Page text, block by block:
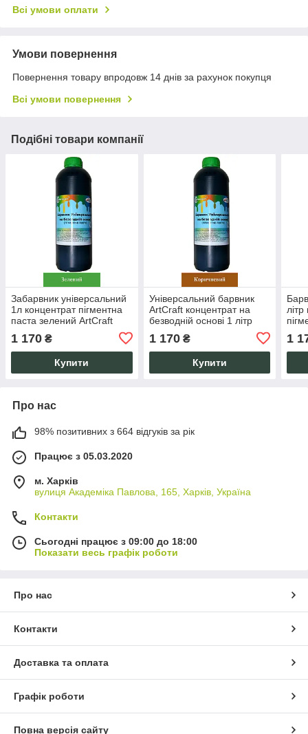
Всі умови оплати
Умови повернення
Повернення товару впродовж 14 днів за рахунок покупця
Всі умови повернення
Подібні товари компанії
Забарвник універсальний
1л концентрат пігментна
паста зелений ArtCraft
1 170 ₴
Купити
Універсальний барвник
ArtCraft концентрат на
безводній основі 1 літр
1 170₴
Купити
1
Про нас
98% позитивних з 664 відгуків за рік
Працює з 05.03.2020
м. Харків
вулиця Академіка Павлова, 165, Харків, Україна
Контакти
Сьогодні працює з 09:00 до 18:00
Показати весь графік роботи
Про нас
Контакти
Доставка та оплата
Графік роботи
Повна версія сайту